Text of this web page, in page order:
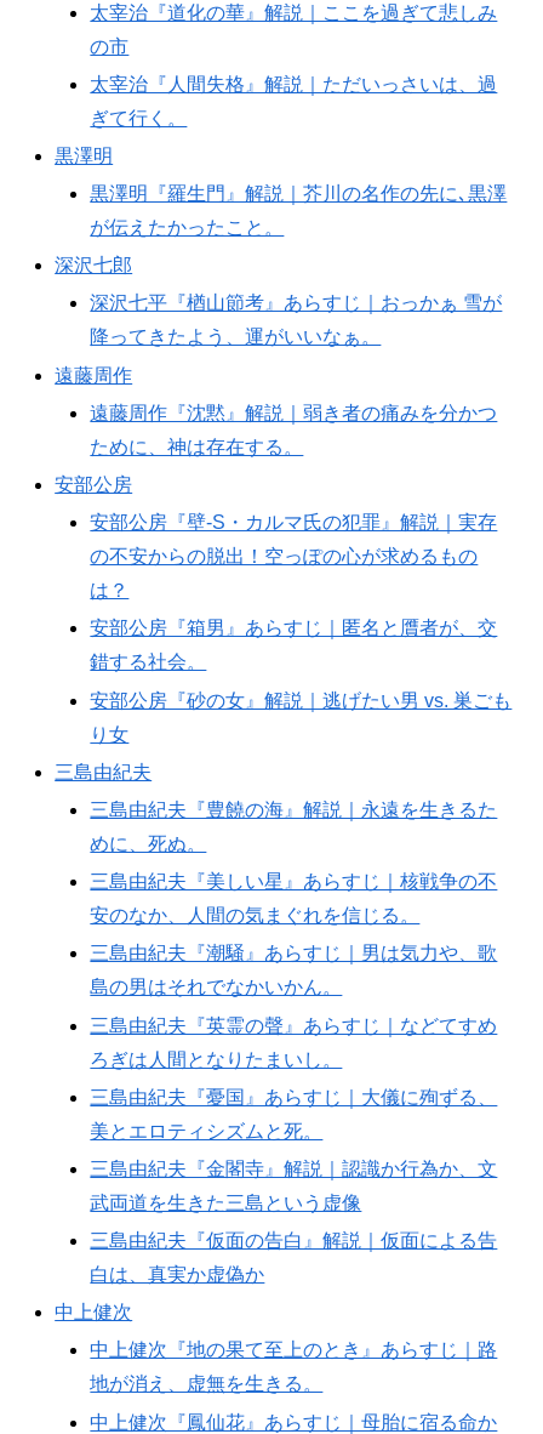
太宰治『道化の華』解説｜ここを過ぎて悲しみ
の市
太宰治『人間失格』解説｜ただいっさいは、過
ぎて行く。
黒澤明
黒澤明『羅生門』解説｜芥川の名作の先に､黒澤
が伝えたかったこと。
深沢七郎
深沢七平『楢山節考』あらすじ｜おっかぁ 雪が
降ってきたよう、運がいいなぁ。
遠藤周作
遠藤周作『沈黙』解説｜弱き者の痛みを分かつ
ために、神は存在する。
安部公房
安部公房『壁‐S・カルマ氏の犯罪』解説｜実存
の不安からの脱出！空っぽの心が求めるもの
は？
安部公房『箱男』あらすじ｜匿名と贋者が、交
錯する社会。
安部公房『砂の女』解説｜逃げたい男 vs. 巣ごも
り女
三島由紀夫
三島由紀夫『豊饒の海』解説｜永遠を生きるた
めに、死ぬ。
三島由紀夫『美しい星』あらすじ｜核戦争の不
安のなか、人間の気まぐれを信じる。
三島由紀夫『潮騒』あらすじ｜男は気力や、歌
島の男はそれでなかいかん。
三島由紀夫『英霊の聲』あらすじ｜などてすめ
ろぎは人間となりたまいし。
三島由紀夫『憂国』あらすじ｜大儀に殉ずる、
美とエロティシズムと死。
三島由紀夫『金閣寺』解説｜認識か行為か、文
武両道を生きた三島という虚像
三島由紀夫『仮面の告白』解説｜仮面による告
白は、真実か虚偽か
中上健次
中上健次『地の果て至上のとき』あらすじ｜路
地が消え、虚無を生きる。
中上健次『鳳仙花』あらすじ｜母胎に宿る命か